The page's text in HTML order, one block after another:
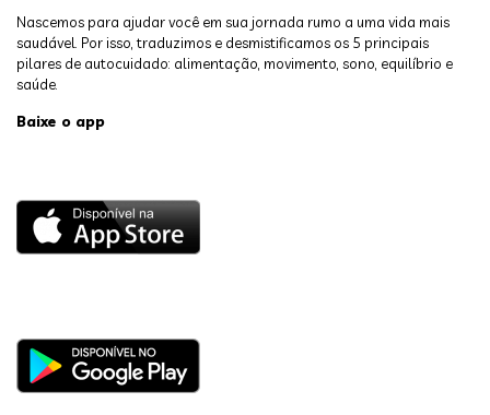
Nascemos para ajudar você em sua jornada rumo a uma vida mais
saudável. Por isso, traduzimos e desmistificamos os 5 principais
pilares de autocuidado: alimentação, movimento, sono, equilíbrio e
saúde.
Baixe o app